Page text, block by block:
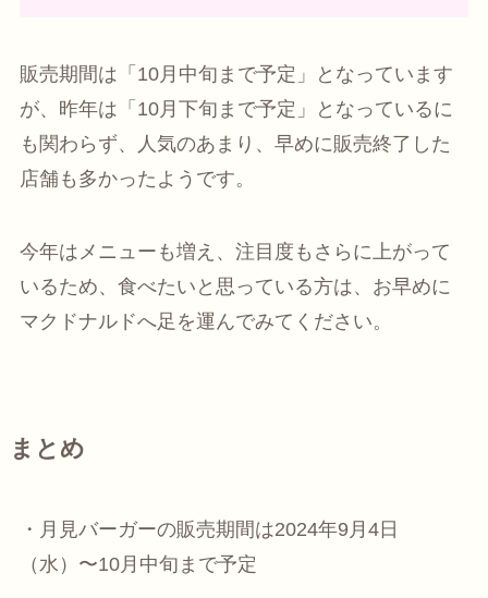
販売期間は「10月中旬まで予定」となっています
が、昨年は「10月下旬まで予定」となっているに
も関わらず、人気のあまり、早めに販売終了した
店舗も多かったようです。
今年はメニューも増え、注目度もさらに上がって
いるため、食べたいと思っている方は、お早めに
マクドナルドへ足を運んでみてください。
まとめ
・月見バーガーの販売期間は2024年9月4日
（水）〜10月中旬まで予定